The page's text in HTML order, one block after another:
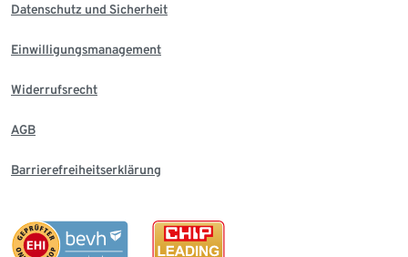
Datenschutz und Sicherheit
Einwilligungsmanagement
Widerrufsrecht
AGB
Barrierefreiheitserklärung